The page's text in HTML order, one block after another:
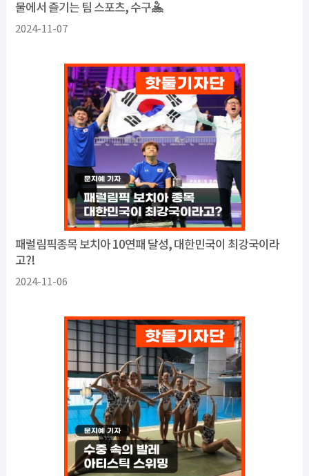
물에서 즐기는 팀 스포츠, 수구🤽
2024-11-07
패럴림픽종목 보치아 10연패 달성, 대한민국이 최강국이라
고?!
2024-11-06